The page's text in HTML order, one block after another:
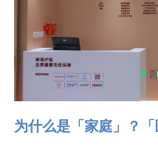
为什么是「家庭」？